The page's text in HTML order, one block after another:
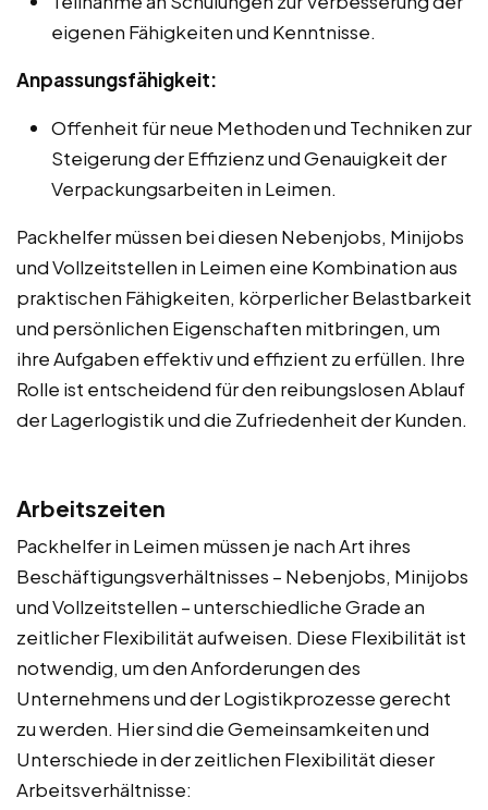
eigenen Fähigkeiten und Kenntnisse.
Anpassungsfähigkeit:
Offenheit für neue Methoden und Techniken zur
Steigerung der Effizienz und Genauigkeit der
Verpackungsarbeiten in Leimen.
Packhelfer müssen bei diesen Nebenjobs, Minijobs
und Vollzeitstellen in Leimen eine Kombination aus
praktischen Fähigkeiten, körperlicher Belastbarkeit
und persönlichen Eigenschaften mitbringen, um
ihre Aufgaben effektiv und effizient zu erfüllen. Ihre
Rolle ist entscheidend für den reibungslosen Ablauf
der Lagerlogistik und die Zufriedenheit der Kunden.
Arbeitszeiten
Packhelfer in Leimen müssen je nach Art ihres
Beschäftigungsverhältnisses – Nebenjobs, Minijobs
und Vollzeitstellen – unterschiedliche Grade an
zeitlicher Flexibilität aufweisen. Diese Flexibilität ist
notwendig, um den Anforderungen des
Unternehmens und der Logistikprozesse gerecht
zu werden. Hier sind die Gemeinsamkeiten und
Unterschiede in der zeitlichen Flexibilität dieser
Arbeitsverhältnisse: